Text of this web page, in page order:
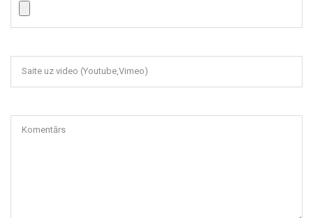
Saite uz video (Youtube,Vimeo)
Komentārs